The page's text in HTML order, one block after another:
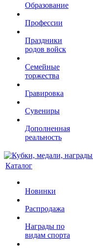
Образование
Профессии
Праздники
родов войск
Семейные
торжества
Гравировка
Сувениры
Дополненная
реальность
Каталог
Новинки
Распродажа
Награды по
видам спорта